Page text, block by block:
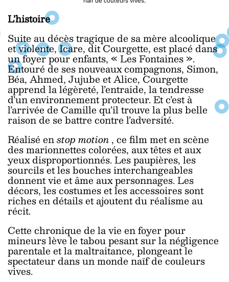
L’histoire
Suite au décès tragique de sa mère alcoolique
et violente, Icare, dit Courgette, est placé dans
un foyer pour enfants, « Les Fontaines ».
Entouré de ses nouveaux compagnons, Simon,
Béa, Ahmed, Jujube et Alice, Courgette
apprend la légèreté, l’entraide, la tendresse
d’un environnement protecteur. Et c’est à
l’arrivée de Camille qu’il trouve la plus belle
raison de se battre contre l’adversité.
Réalisé enstop motion, ce film met en scène
des marionnettes colorées, aux têtes et aux
yeux disproportionnés. Les paupières, les
sourcils et les bouches interchangeables
donnent vie et âme aux personnages. Les
décors, les costumes et les accessoires sont
riches en détails et ajoutent du réalisme au
récit.
Cette chronique de la vie en foyer pour
mineurs lève le tabou pesant sur la négligence
parentale et la maltraitance, plongeant le
spectateur dans un monde naïf de couleurs
vives.